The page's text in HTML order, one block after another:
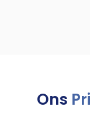
Ons